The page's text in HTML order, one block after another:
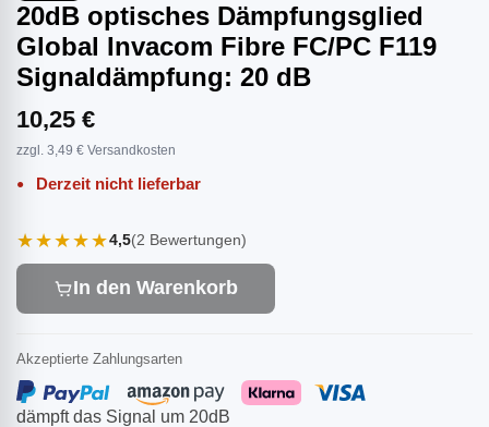
20dB optisches Dämpfungsglied
Global Invacom Fibre FC/PC F119
Signaldämpfung: 20 dB
dämpft das Signal um 20dB
10,25 €
zzgl. 3,49 € Versandkosten
Derzeit nicht lieferbar
★★★★★4,5(2 Bewertungen)
In den Warenkorb
Akzeptierte Zahlungsarten